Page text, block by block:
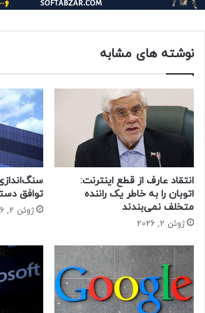
اتحادیه‌های اپل که روز شنبه، اعتصاب
دستمزد را درخواست کرده‌اند تا تورم را
مقامات اتحادیه، افزایش دستمزد پیشنهادی
۴.۵ درصد نبوده است.
بر اساس گزارش رویترز، کارکنان یک
بود، قرار است به اعتصاب همکارانشان در
حتما بخوانید :
واکنش تایوان به
ایلان ماسک
نوشته های مشابه
انتقاد عارف از قطع اینترنت:
اتوبان را به خاطر یک راننده
متخلف نمی‌بندند
ژوئن 2, 2026
توافق
ژوئن 2, 2026